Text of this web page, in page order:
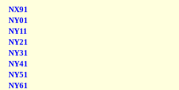
NX91
NY01
NY11
NY21
NY31
NY41
NY51
NY61